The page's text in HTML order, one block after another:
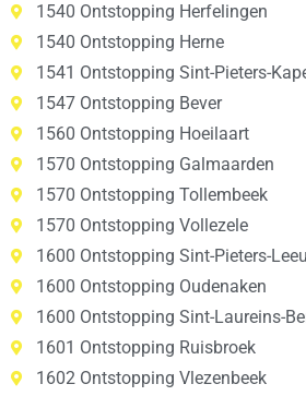
1540 Ontstopping Herfelingen
1540 Ontstopping Herne
1541 Ontstopping Sint-Pieters-
1547 Ontstopping Bever
1560 Ontstopping Hoeilaart
1570 Ontstopping Galmaarden
1570 Ontstopping Tollembeek
1570 Ontstopping Vollezele
1600 Ontstopping Sint-Pieters-
1600 Ontstopping Oudenaken
1600 Ontstopping Sint-Laureins-
1601 Ontstopping Ruisbroek
1602 Ontstopping Vlezenbeek